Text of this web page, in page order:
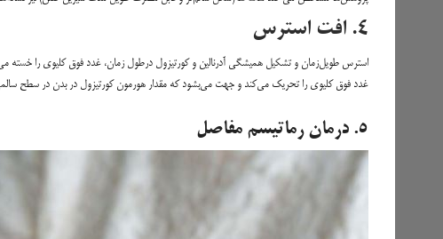
۴. افت استرس
استرس طویل‌زمان و تشکیل همیشگی آدرنالین و کورتیزول درطول زمان، غدد فوق کلیوی را
غدد فوق کلیوی را تحریک می‌کند و جهت می‌بشود که مقدار هورمون کورتیزول در بدن در سطح سالمی
۵. درمان رماتیسم مفاصل